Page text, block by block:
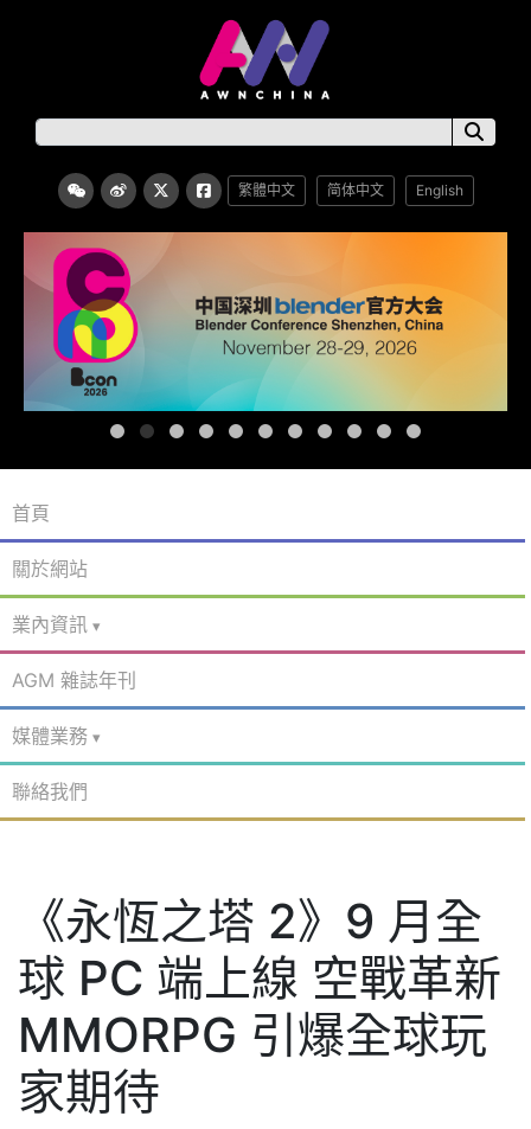
繁體中文 简体中文 English
首頁
關於網站
業內資訊
AGM 雜誌年刊
媒體業務
聯絡我們
《永恆之塔 2》9 月全
球 PC 端上線 空戰革新
MMORPG 引爆全球玩
家期待